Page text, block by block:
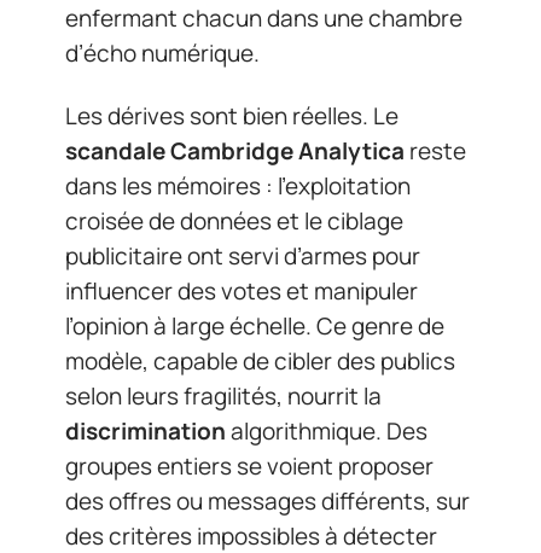
enfermant chacun dans une chambre
d’écho numérique.
Les dérives sont bien réelles. Le
scandale Cambridge Analytica reste
dans les mémoires : l’exploitation
croisée de données et le ciblage
publicitaire ont servi d’armes pour
influencer des votes et manipuler
l’opinion à large échelle. Ce genre de
modèle, capable de cibler des publics
selon leurs fragilités, nourrit la
discriminationalgorithmique. Des
groupes entiers se voient proposer
des offres ou messages différents, sur
des critères impossibles à détecter